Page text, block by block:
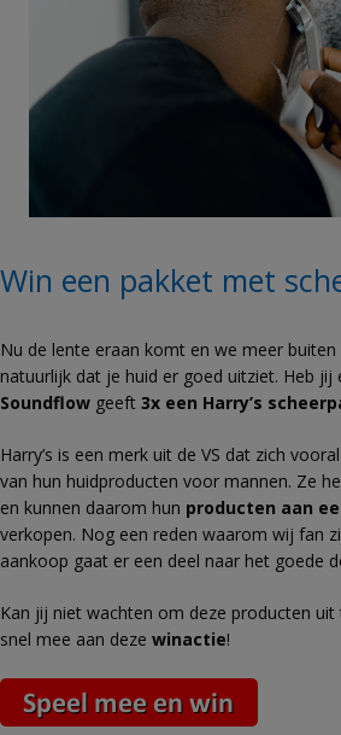
Win een pakket met
Nu de lente eraan komt en we meer
natuurlijk dat je huid er goed uitziet. Heb jij
Soundflow geeft 3x een Harry’s
Harry’s is een merk uit de VS dat zich
van hun huidproducten voor mannen. Ze
en kunnen daarom hun producten aan
verkopen. Nog een reden waarom wij fan
aankoop gaat er een deel naar het goede
Kan jij niet wachten om deze producten
snel mee aan deze winactie!